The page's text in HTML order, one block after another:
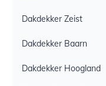
Dakdekker Zeist
Dakdekker Baarn
Dakdekker Hoogland